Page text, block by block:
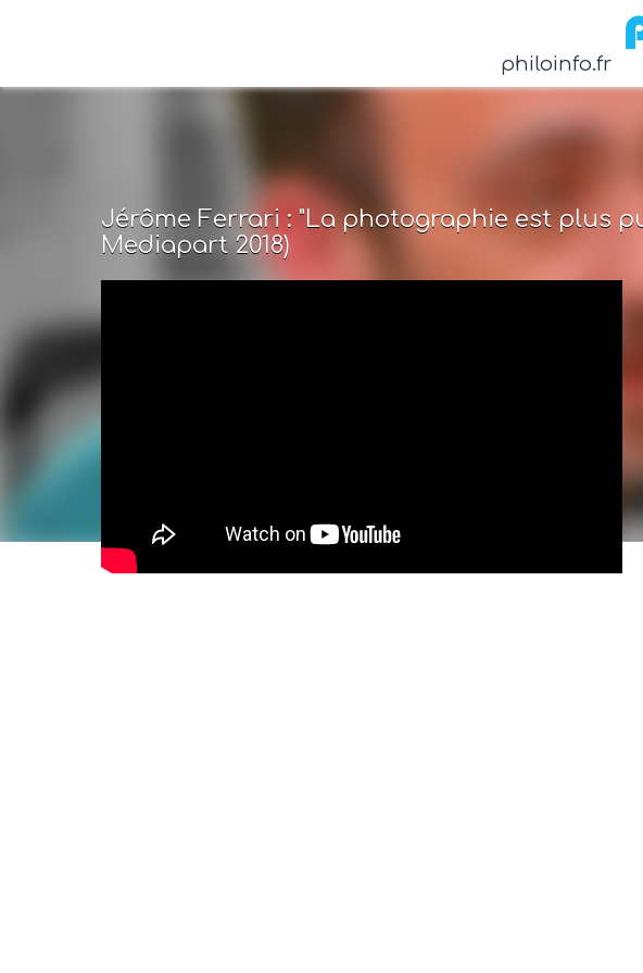
Jérôme Ferrari : "La photographie est plus
Mediapart 2018)
philoinfo.fr